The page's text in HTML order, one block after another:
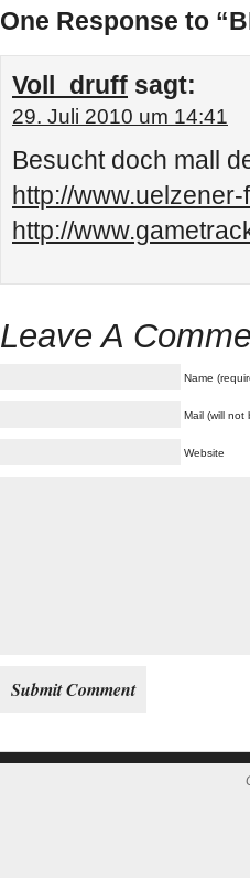
One Response to
Voll_druff sagt:
29. Juli 2010 um 14:41
Besucht doch mall
http://
http://
Leave A
Name
Mail (will not
Website